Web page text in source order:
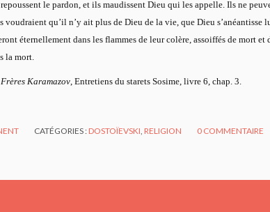
le pardon, et ils maudissent Dieu qui les appelle. Ils ne
qu’il n’y ait plus de Dieu de la vie, que Dieu s’anéantisse
éternellement dans les flammes de leur colère, assoiffés de mort et
la mort.
Frères Karamazov , Entretiens du starets Sosime, livre 6, chap. 3.
CATÉGORIES :DOSTOÏEVSKI ,RELIGION 0 COMMENTAIRE